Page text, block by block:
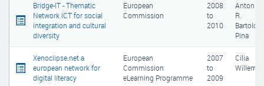
Bridge-IT - Thematic
Network ICT for social
integration and cultural
diversity
European
Commission
2008
to
2010
Antonio
R.
Pina
Xenoclipse.net a
european network for
digital literacy
European
Commission
eLearning Programme
2007
to
2009
Cilia
Willem